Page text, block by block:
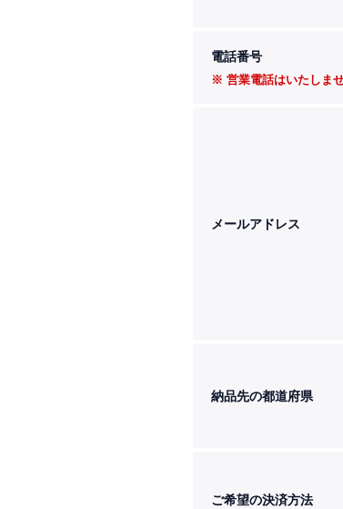
電話番号
営業電話はいたしませ
メールアドレス
納品先の都道府県
ご希望の決済方法